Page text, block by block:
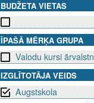
BUDŽETA VIETAS
ĪPAŠĀ MĒRĶA GRUPA
Valodu kursi
IZGLĪTOTĀJA VEIDS
Augstskola